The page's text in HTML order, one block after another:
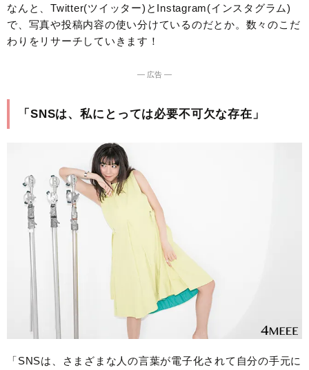
なんと、Twitter(ツイッター)とInstagram(インスタグラム)
で、写真や投稿内容の使い分けているのだとか。数々のこだ
わりをリサーチしていきます！
― 広告 ―
「SNSは、私にとっては必要不可欠な存在」
「SNSは、さまざまな人の言葉が電子化されて自分の手元に